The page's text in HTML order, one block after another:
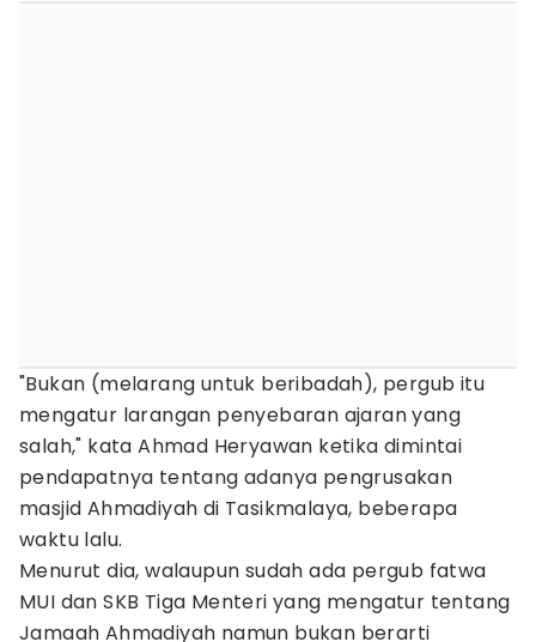
"Bukan (melarang untuk beribadah), pergub itu
mengatur larangan penyebaran ajaran yang
salah," kata Ahmad Heryawan ketika dimintai
pendapatnya tentang adanya pengrusakan
masjid Ahmadiyah di Tasikmalaya, beberapa
waktu lalu.
Menurut dia, walaupun sudah ada pergub fatwa
MUI dan SKB Tiga Menteri yang mengatur tentang
Jamaah Ahmadiyah namun bukan berarti